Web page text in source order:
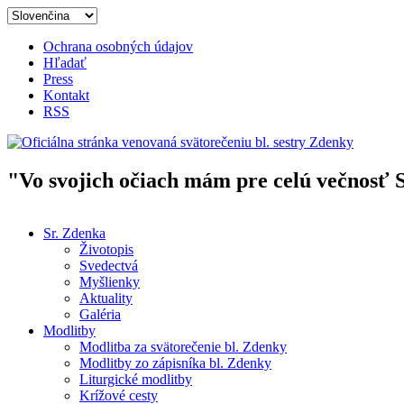
Skočiť na hlavný obsah
Ochrana osobných údajov
Hľadať
Press
Kontakt
RSS
"Vo svojich očiach mám pre celú večnosť
Hlavné menu
Sr. Zdenka
Životopis
Svedectvá
Myšlienky
Aktuality
Galéria
Modlitby
Modlitba za svätorečenie bl. Zdenky
Modlitby zo zápisníka bl. Zdenky
Liturgické modlitby
Krížové cesty